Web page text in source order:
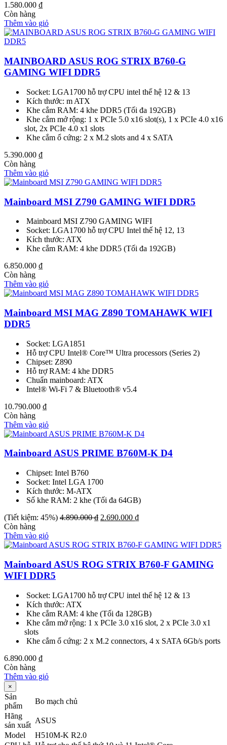
1.580.000 ₫
Còn hàng
Thêm vào giỏ
MAINBOARD ASUS ROG STRIX B760-G
GAMING WIFI DDR5
Socket: LGA1700 hỗ trợ CPU intel thế hệ 12 & 13
Kích thước: m ATX
Khe cắm RAM: 4 khe DDR5 (Tối đa 192GB)
Khe cắm mở rộng: 1 x PCIe 5.0 x16 slot(s), 1 x PCIe 4.0 x16
slot, 2x PCIe 4.0 x1 slots
Khe cắm ổ cứng: 2 x M.2 slots and 4 x SATA
5.390.000 ₫
Còn hàng
Thêm vào giỏ
Mainboard MSI Z790 GAMING WIFI DDR5
Mainboard MSI Z790 GAMING WIFI
Socket: LGA1700 hỗ trợ CPU Intel thế hệ 12, 13
Kích thước: ATX
Khe cắm RAM: 4 khe DDR5 (Tối đa 192GB)
6.850.000 ₫
Còn hàng
Thêm vào giỏ
Mainboard MSI MAG Z890 TOMAHAWK WIFI
DDR5
Socket: LGA1851
Hỗ trợ CPU Intel® Core™ Ultra processors (Series 2)
Chipset: Z890
Hỗ trợ RAM: 4 khe DDR5
Chuẩn mainboard: ATX
Intel® Wi-Fi 7 & Bluetooth® v5.4
10.790.000 ₫
Còn hàng
Thêm vào giỏ
Mainboard ASUS PRIME B760M-K D4
Chipset: Intel B760
Socket: Intel LGA 1700
Kích thước: M-ATX
Số khe RAM: 2 khe (Tối đa 64GB)
(Tiết kiệm: 45%) 4.890.000₫ Giá
4.890.000 ₫.
2.690.000 ₫Giá
là:
Còn hàng
Thêm vào giỏ
Mainboard ASUS ROG STRIX B760-F GAMING
WIFI DDR5
Socket: LGA1700 hỗ trợ CPU intel thế hệ 12 & 13
Kích thước: ATX
Khe cắm RAM: 4 khe (Tối đa 128GB)
Khe cắm mở rộng: 1 x PCIe 3.0 x16 slot, 2 x PCIe 3.0 x1
slots
Khe cắm ổ cứng: 2 x M.2 connectors, 4 x SATA 6Gb/s ports
6.890.000 ₫
Còn hàng
Thêm vào giỏ
×
Sản
phẩm
Bo mạch chủ
Hãng
sản xuất
ASUS
Model
H510M-K R2.0